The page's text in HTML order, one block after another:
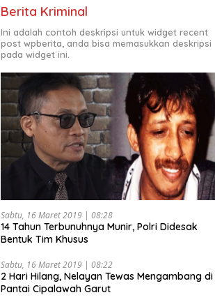
Berita Kriminal
Ini adalah contoh deskripsi untuk widget recent
post wpberita, anda bisa memasukkan deskripsi
pada widget ini.
Sabtu, 16 Maret 2019 | 08:28
14 Tahun Terbunuhnya Munir, Polri Didesak
Bentuk Tim Khusus
Sabtu, 16 Maret 2019 | 08:22
2 Hari Hilang, Nelayan Tewas Mengambang di
Pantai Cipalawah Garut